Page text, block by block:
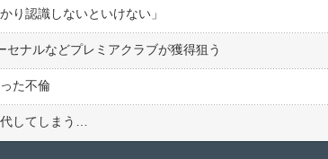
認識しないといけない」
ナルなどプレミアクラブが獲得狙う
た不倫
してしまう…